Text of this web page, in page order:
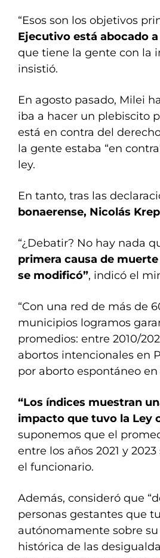
“Esos son los objetivos
Ejecutivo está abocado
que tiene la gente con la
insistió.
En agosto pasado, Milei
iba a hacer un plebiscito
está en contra del
la gente estaba “en
ley.
En tanto, tras las
bonaerense, Nicolás
“¿Debatir? No hay nada
primera causa de
se modificó”, indicó el
“Con una red de más de
municipios logramos
promedios: entre 2010/
abortos intencionales en
por aborto espontáneo en
“Los índices muestran
impacto que tuvo la Ley
suponemos que el
entre los años 2021 y
el funcionario.
Además, consideró que
personas gestantes que
autónomamente sobre
histórica de las